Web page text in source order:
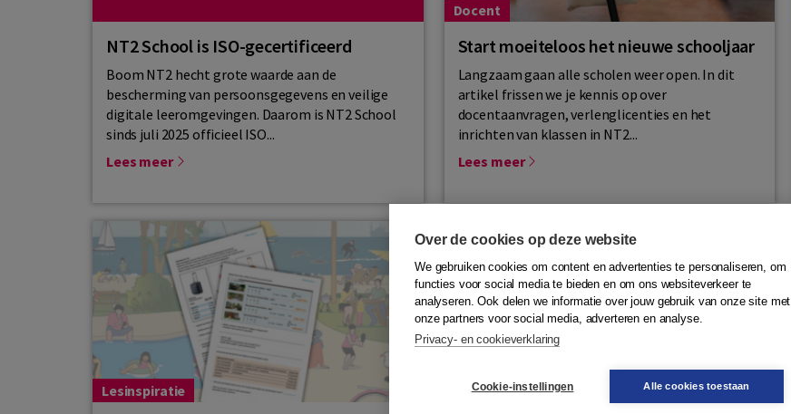
NT2 School is ISO-gecertificeerd
Boom NT2 hecht grote waarde aan de
bescherming van persoonsgegevens en veilige
digitale leeromgevingen. Daarom is NT2 School
sinds juli 2025 officieel ISO...
Lees meer
Docent
Start moeiteloos het nieuwe schooljaar
Langzaam gaan alle scholen weer open. In dit
artikel frissen we je kennis op over
docentaanvragen, verlenglicenties en het
inrichten van klassen in NT2...
Lees meer
Lesinspiratie
Over de cookies op deze website
We gebruiken cookies om content en advertenties te personaliseren, om
functies voor social media te bieden en om ons websiteverkeer te
analyseren. Ook delen we informatie over jouw gebruik van onze site met
onze partners voor social media, adverteren en analyse.
Privacy- en cookieverklaring
Cookie-instellingen Alle cookies toestaan